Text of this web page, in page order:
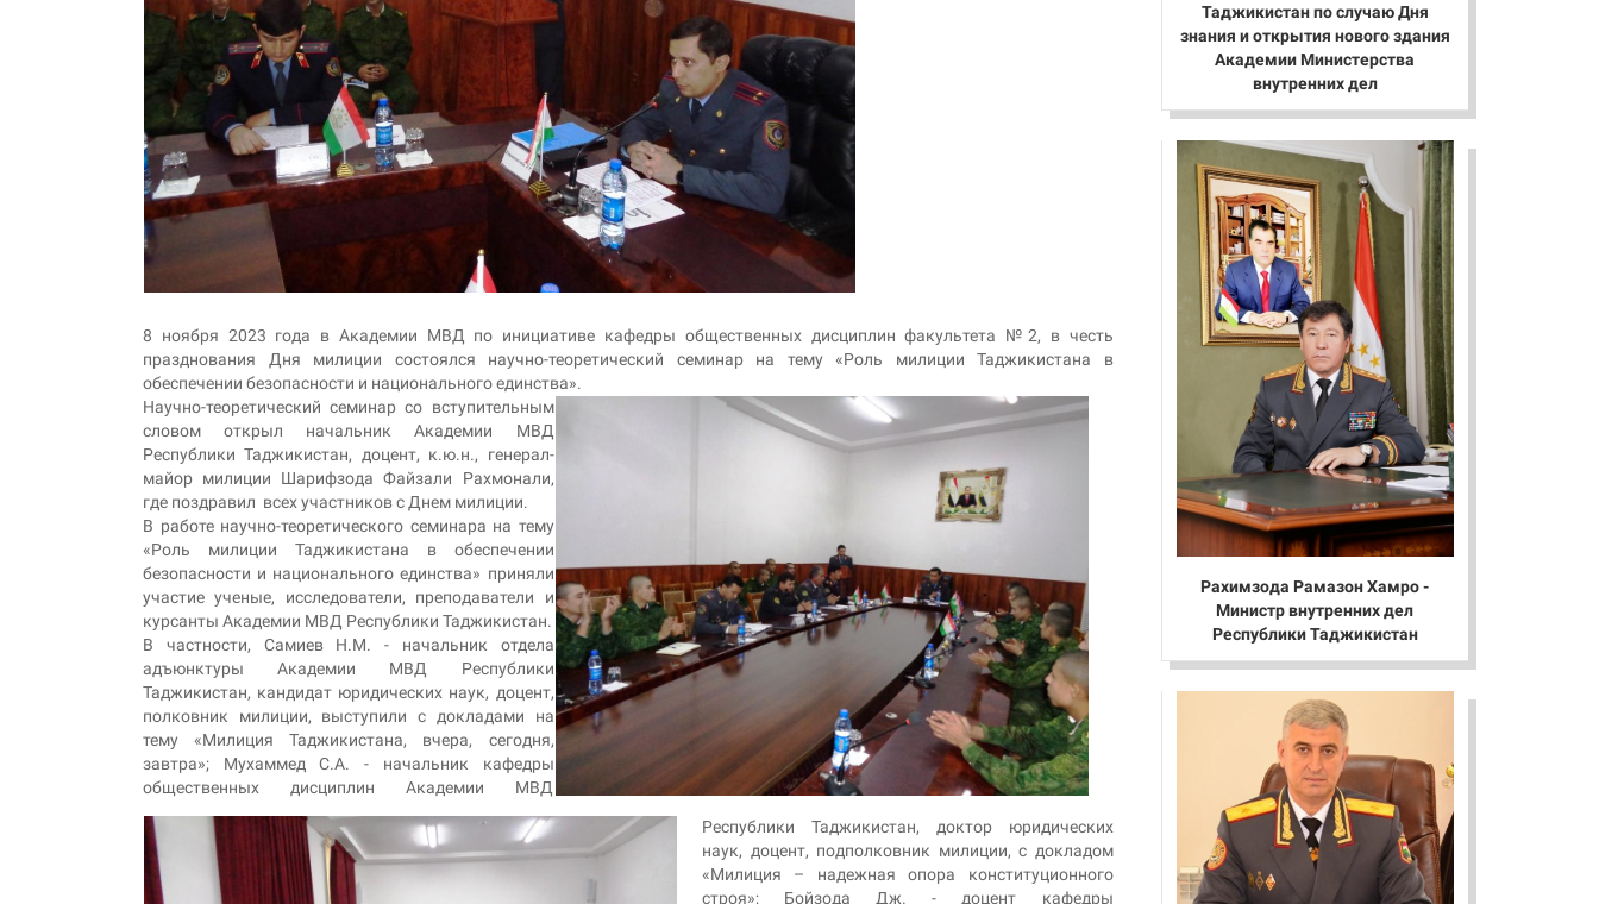
8 ноября 2023 года в Академии МВД по инициативе кафедры общественных дисциплин факультета №2, в честь
празднования Дня милиции состоялся научно-теоретический семинар на тему «Роль милиции Таджикистана в
обеспечении безопасности и национального единства».
Научно-теоретический семинар со вступительным
словом открыл начальник Академии МВД
Республики Таджикистан, доцент, к.ю.н., генерал-
майор милиции Шарифзода Файзали Рахмонали,
где поздравил всех участников с Днем милиции.
В работе научно-теоретического семинара на тему
«Роль милиции Таджикистана в обеспечении
безопасности и национального единства» приняли
участие ученые, исследователи, преподаватели и
курсанты Академии МВД Республики Таджикистан.
В частности, Самиев Н.М. - начальник отдела
адъюнктуры Академии МВД Республики
Таджикистан, кандидат юридических наук, доцент,
полковник милиции, выступили с докладами на
тему «Милиция Таджикистана, вчера, сегодня,
завтра»; Мухаммед С.А. - начальник кафедры
общественных дисциплин Академии МВД
Республики Таджикистан, доктор юридических
наук, доцент, подполковник милиции, с докладом
«Милиция – надежная опора конституционного
строя»; Бойзода Дж. - доцент кафедры
Таджикистан по случаю Дня
знания и открытия нового здания
Академии Министерства
внутренних дел
Рахимзода Рамазон Хамро -
Министр внутренних дел
Республики Таджикистан